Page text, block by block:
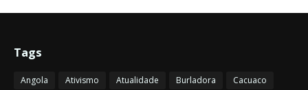
Tags
Angola Ativismo Atualidade Burladora
Cacuaco